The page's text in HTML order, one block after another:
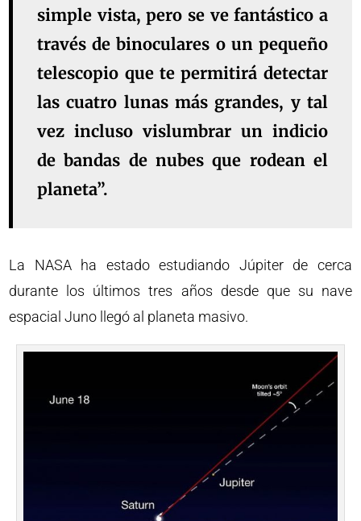
simple vista, pero se ve fantástico a
través de binoculares o un pequeño
telescopio que te permitirá detectar
las cuatro lunas más grandes, y tal
vez incluso vislumbrar un indicio
de bandas de nubes que rodean el
planeta”.
La NASA ha estado estudiando Júpiter de cerca
durante los últimos tres años desde que su nave
espacial Juno llegó al planeta masivo.